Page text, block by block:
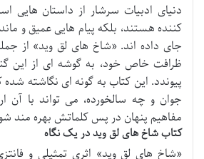
دنیای ادبیات سرشار از داستان هایی
کننده هستند، بلکه پیام هایی عمیق و
جای داده اند. «شاخ های لق وید» از
ظرافت خاص خود، به گوشه ای از این
پیوندد. این کتاب به گونه ای نگاشته
جوان و چه سالخورده، می تواند با آن
مفاهیم پنهان در پس کلماتش بهره مند
کتاب شاخ های لق وید در یک نگاه
«شاخ های لق وید» اثری تمثیلی و